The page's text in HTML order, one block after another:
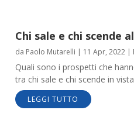
Chi sale e chi scende
da Paolo Mutarelli 11 Apr, 2022|
Quali sono i prospetti che
tra chi sale e chi scende in
LEGGI TUTTO